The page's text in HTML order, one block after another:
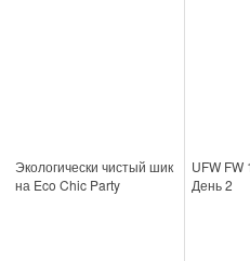
Экологически чистый шик
на Eco Chic Party
UFW FW
День 2